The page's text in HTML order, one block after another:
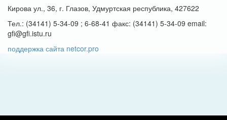
Кирова ул., 36, г. Глазов, Удмуртская республика, 427622
Тел.: (34141) 5-34-09 ; 6-68-41 факс: (34141) 5-34-09 email:
gfi@gfi.istu.ru
поддержка сайта netcor.pro